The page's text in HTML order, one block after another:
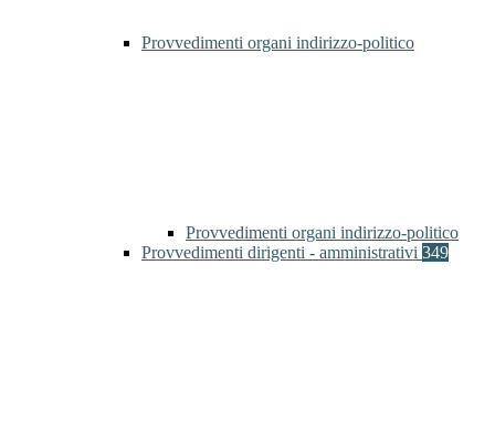
Provvedimenti organi indirizzo-politico
Provvedimenti organi indirizzo-politico
Provvedimenti dirigenti - amministrativi 349